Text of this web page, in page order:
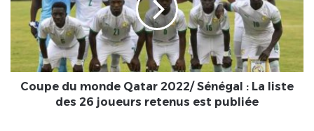
2022/
Sénégal
La
liste
desCoupe du monde Qatar 2022/ Sénégal : La liste
des 26 joueurs retenus est publiée